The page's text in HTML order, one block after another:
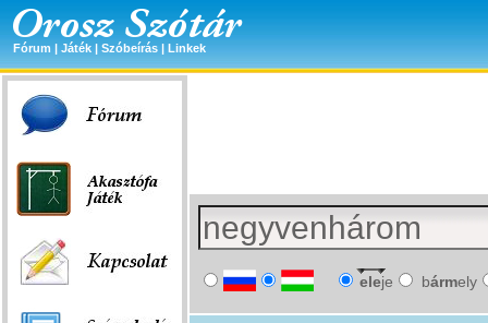
Fórum | Játék | Szóbeírás | Linkek
eleje bármely